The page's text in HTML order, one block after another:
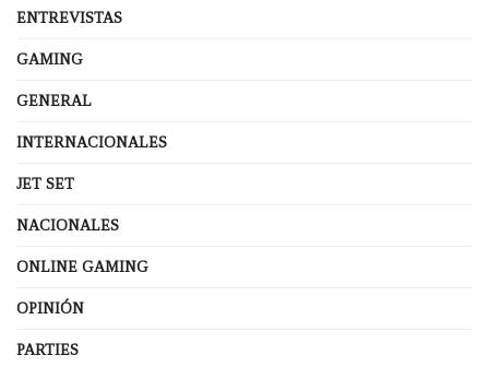
ENTREVISTAS
GAMING
GENERAL
INTERNACIONALES
JET SET
NACIONALES
ONLINE GAMING
OPINIÓN
PARTIES